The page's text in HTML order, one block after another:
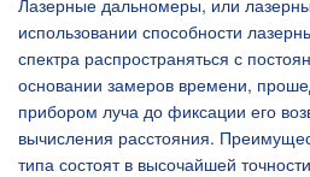
Лазерные дальномеры, или
использовании способности
спектра распространяться с
основании замеров времени,
прибором луча до фиксации его
вычисления расстояния.
типа состоят в высочайшей